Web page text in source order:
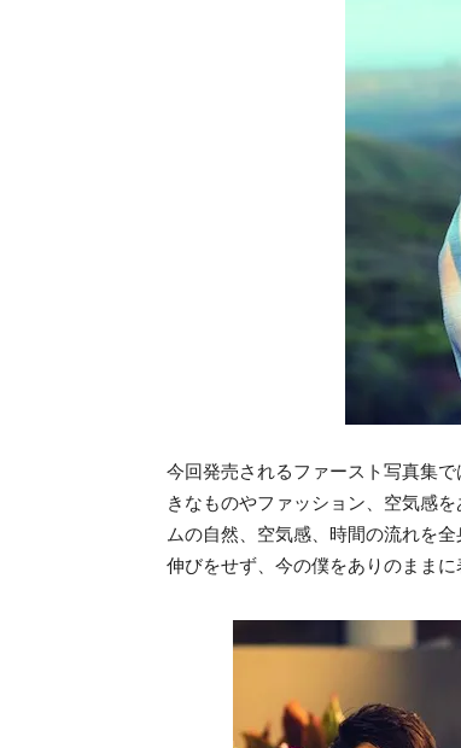
今回発売されるファースト写真集
きなものやファッション、空気感
ムの自然、空気感、時間の流れを
伸びをせず、今の僕をありのまま